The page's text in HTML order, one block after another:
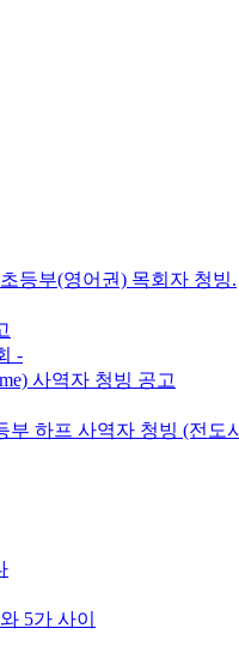
등부(영어권) 목회자 청빙.
-
사역자 청빙 공고
하프 사역자 청빙 (전도
5가 사이